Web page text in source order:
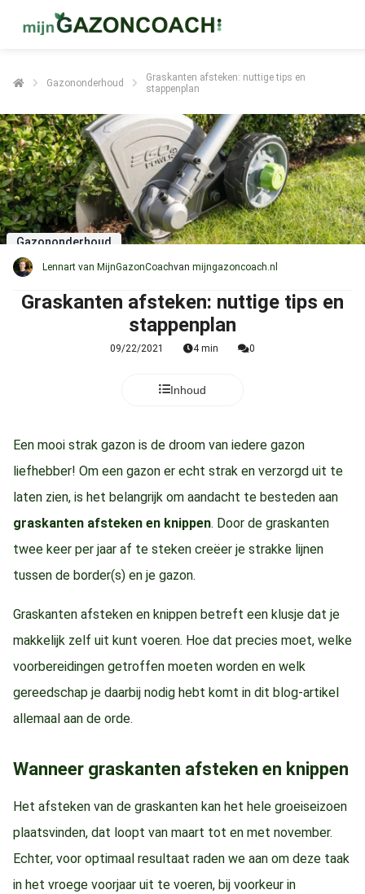
Gazononderhoud
Graskanten afsteken: nuttige tips en
stappenplan
Gazononderhoud
Lennart van MijnGazonCoachvan mijngazoncoach.nl
Graskanten afsteken: nuttige tips en
stappenplan
09/22/2021 4 min 0
Inhoud
Een mooi strak gazon is de droom van iedere gazon
liefhebber! Om een gazon er echt strak en verzorgd uit te
laten zien, is het belangrijk om aandacht te besteden aan
graskanten afsteken en knippen. Door de graskanten
twee keer per jaar af te steken creëer je strakke lijnen
tussen de border(s) en je gazon.
Graskanten afsteken en knippen betreft een klusje dat je
makkelijk zelf uit kunt voeren. Hoe dat precies moet, welke
voorbereidingen getroffen moeten worden en welk
gereedschap je daarbij nodig hebt komt in dit blog-artikel
allemaal aan de orde.
Wanneer graskanten afsteken en knippen
Het afsteken van de graskanten kan het hele groeiseizoen
plaatsvinden, dat loopt van maart tot en met november.
Echter, voor optimaal resultaat raden we aan om deze taak
in het vroege voorjaar uit te voeren, bij voorkeur in